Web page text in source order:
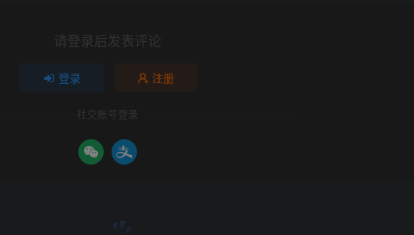
请登录后发表评论
登录 注册
社交账号登录